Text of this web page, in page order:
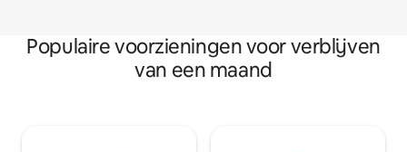
Populaire voorzieningen voor verblijven
van een maand